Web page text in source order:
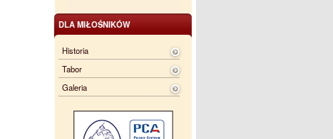
DLA MIŁOŚNIKÓW
Historia
Tabor
Galeria